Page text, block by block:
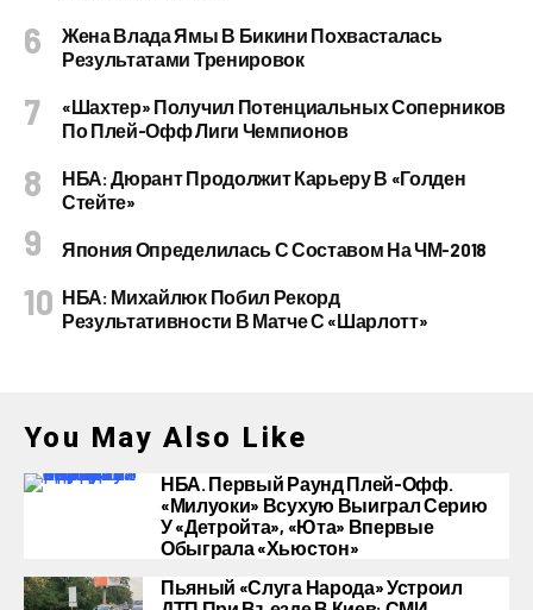
Жена Влада Ямы В Бикини Похвасталась
Результатами Тренировок
«Шахтер» Получил Потенциальных Соперников
По Плей-Офф Лиги Чемпионов
НБА: Дюрант Продолжит Карьеру В «Голден
Стейте»
Япония Определилась С Составом На ЧМ-2018
НБА: Михайлюк Побил Рекорд
Результативности В Матче С «Шарлотт»
You May Also Like
НБА. Первый Раунд Плей-Офф.
«Милуоки» Всухую Выиграл Серию
У «Детройта», «Юта» Впервые
Обыграла «Хьюстон»
Пьяный «слуга Народа» Устроил